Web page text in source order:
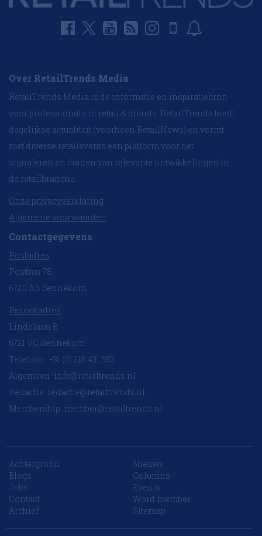
Over RetailTrends Media
RetailTrends Media is dé informatie en inspiratiebron
voor professionals in retail & brands. RetailTrends biedt
dagelijkse actualiteit (voorheen RetailNews) en vormt
met diverse retailevents een platform voor het
signaleren en duiden van relevante ontwikkelingen in
de retailbranche.
Onze privacyverklaring
Algemene voorwaarden
Contactgegevens
Postadres
Postbus 78
6720 AB Bennekom
Bezoekadres
Lindelaan 8
6721 VC Bennekom
Telefoon: +31 (0) 318 431 553
Algemeen: info@retailtrends.nl
Redactie: redactie@retailtrends.nl
Membership: member@retailtrends.nl
Achtergrond
Nieuws
Blogs
Columns
Jobs
Events
Contact
Word member
Archief
Sitemap